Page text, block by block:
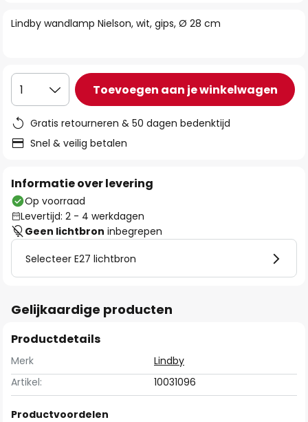
de
Lindby wandlamp Nielson, wit, gips, Ø 28 cm
1 Toevoegen aan je winkelwagen
Gratis retourneren & 50 dagen bedenktijd
Snel & veilig betalen
Informatie over levering
Op voorraad
Levertijd: 2 - 4 werkdagen
Geen lichtbron inbegrepen
Selecteer E27 lichtbron
Gelijkaardige producten
Productdetails
Merk
Lindby
Artikel:
10031096
Productvoordelen